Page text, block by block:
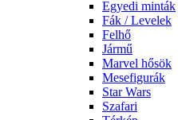
Egyedi minták
Fák / Levelek
Felhő
Jármű
Marvel hősök
Mesefigurák
Star Wars
Szafari